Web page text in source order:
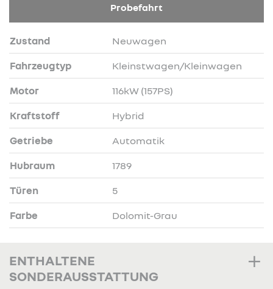
Zustand Neuwagen
Fahrzeugtyp Kleinstwagen/Kleinwagen
Motor 116kW (157PS)
Kraftstoff Hybrid
Getriebe Automatik
Hubraum 1789
Türen 5
Farbe Dolomit-Grau
Probefahrt
ENTHALTENE
SONDERAUSSTATTUNG